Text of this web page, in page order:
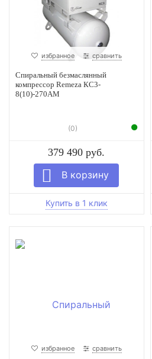
избранное сравнить
Спиральный безмаслянный
компрессор Remeza КС3-
8(10)-270АМ
(0)
379 490 руб.
избранное сравнить